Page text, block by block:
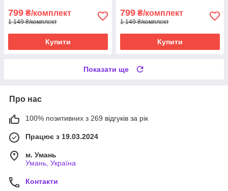
799 ₴/комплект
1 149 ₴/комплект
Купити
799 ₴/комплект
1 149 ₴/комплект
Купити
Показати ще
Про нас
100% позитивних з 269 відгуків за рік
Працює з 19.03.2024
м. Умань
Умань, Україна
Контакти